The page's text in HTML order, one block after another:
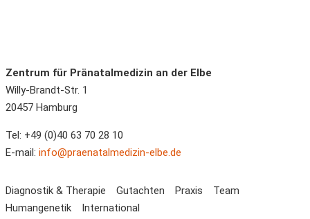
Zentrum für Pränatalmedizin an der Elbe
Willy-Brandt-Str. 1
20457 Hamburg
Tel: +49 (0)40 63 70 28 10
E-mail: info@praenatalmedizin-elbe.de
Navigation
überspringen
Diagnostik & Therapie Gutachten Praxis
Team
Humangenetik
International